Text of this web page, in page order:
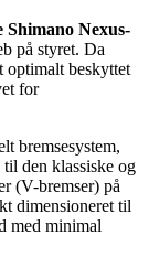
Shimano Nexus-
på styret. Da
optimalt beskyttet
for
bremsesystem,
den klassiske og
(V-bremser) på
dimensioneret til
med minimal